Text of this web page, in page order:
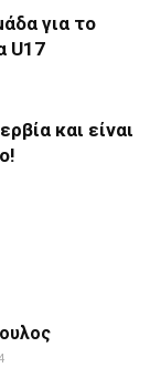
για το
U17
και είναι